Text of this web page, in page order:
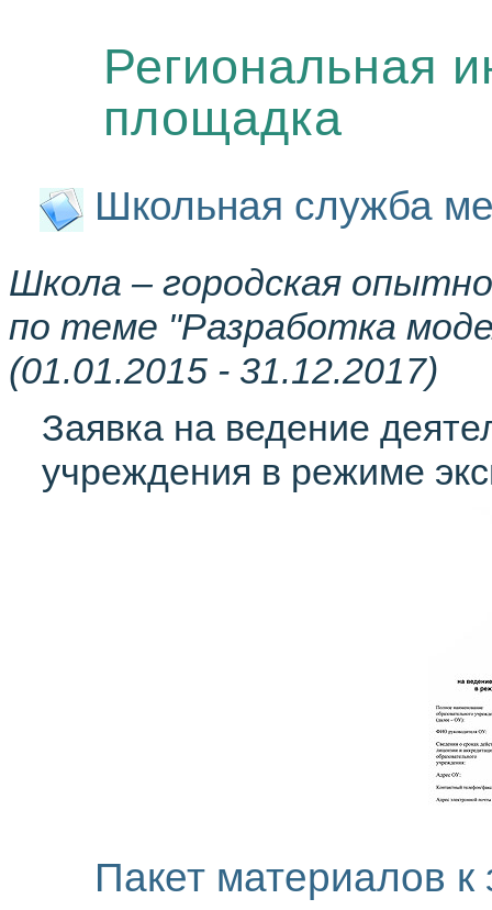
Региональная
площадка
Школьная служба
Школа – городская
по теме "Разработка
(01.01.2015 - 31.12.2017)
Заявка на ведение
учреждения в режиме
Пакет материалов к